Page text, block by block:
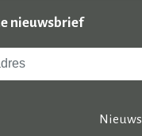
nieuwsbrief
Nieuws